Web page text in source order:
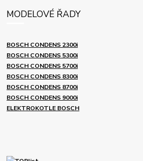
MODELOVÉ ŘADY
BOSCH CONDENS 2300i
BOSCH CONDENS 5300i
BOSCH CONDENS 5700i
BOSCH CONDENS 8300i
BOSCH CONDENS 8700i
BOSCH CONDENS 9000i
ELEKTROKOTLE BOSCH